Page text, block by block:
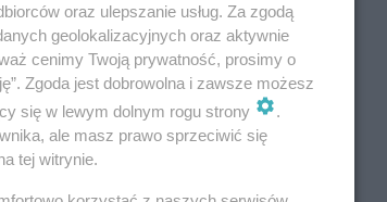
oraz ulepszanie usług. Za zgodą
geolokalizacyjnych oraz aktywnie
cenimy Twoją prywatność, prosimy o
Zgoda jest dobrowolna i zawsze możesz
się w lewym dolnym rogu strony
ale masz prawo sprzeciwić się
tej witrynie.